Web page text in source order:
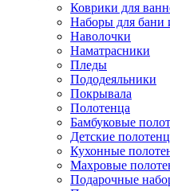
Коврики для
Наборы для бани
Наволочки
Наматрасники
Пледы
Пододеяльники
Покрывала
Полотенца
Бамбуковые
Детские
Кухонные
Махровые
Подарочные